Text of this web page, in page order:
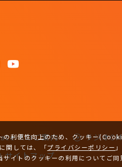
Kのご案内 ラジオCM
サイトマップ
の利便性向上のため、クッキー
しては、
「プライバシーポリシー
イトのクッキーの利用についてご同